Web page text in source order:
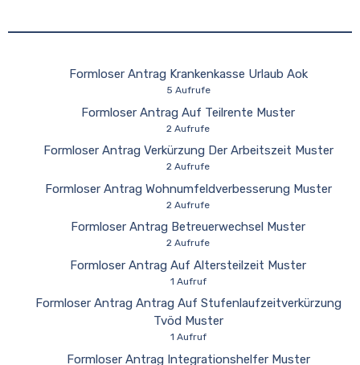
Formloser Antrag Krankenkasse Urlaub Aok
5 Aufrufe
Formloser Antrag Auf Teilrente Muster
2 Aufrufe
Formloser Antrag Verkürzung Der Arbeitszeit Muster
2 Aufrufe
Formloser Antrag Wohnumfeldverbesserung Muster
2 Aufrufe
Formloser Antrag Betreuerwechsel Muster
2 Aufrufe
Formloser Antrag Auf Altersteilzeit Muster
1 Aufruf
Formloser Antrag Antrag Auf Stufenlaufzeitverkürzung
Tvöd Muster
1 Aufruf
Formloser Antrag Integrationshelfer Muster